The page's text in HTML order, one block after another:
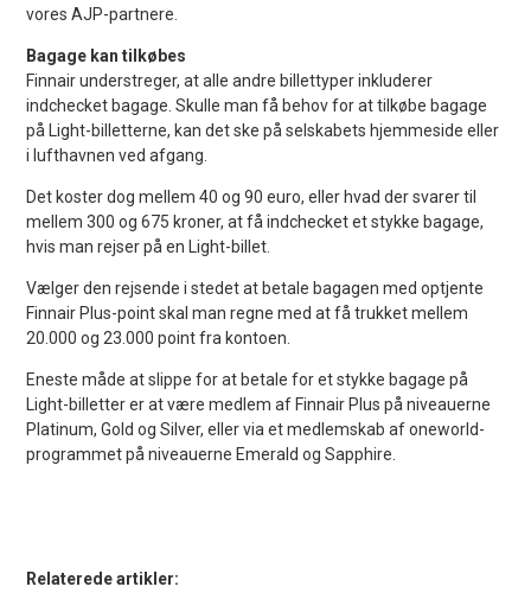
vores AJP-partnere.
Bagage kan tilkøbes
Finnair understreger, at alle andre billettyper inkluderer
indchecket bagage. Skulle man få behov for at tilkøbe bagage
på Light-billetterne, kan det ske på selskabets hjemmeside eller
i lufthavnen ved afgang.
Det koster dog mellem 40 og 90 euro, eller hvad der svarer til
mellem 300 og 675 kroner, at få indchecket et stykke bagage,
hvis man rejser på en Light-billet.
Vælger den rejsende i stedet at betale bagagen med optjente
Finnair Plus-point skal man regne med at få trukket mellem
20.000 og 23.000 point fra kontoen.
Eneste måde at slippe for at betale for et stykke bagage på
Light-billetter er at være medlem af Finnair Plus på niveauerne
Platinum, Gold og Silver, eller via et medlemskab af oneworld-
programmet på niveauerne Emerald og Sapphire.
Relaterede artikler: